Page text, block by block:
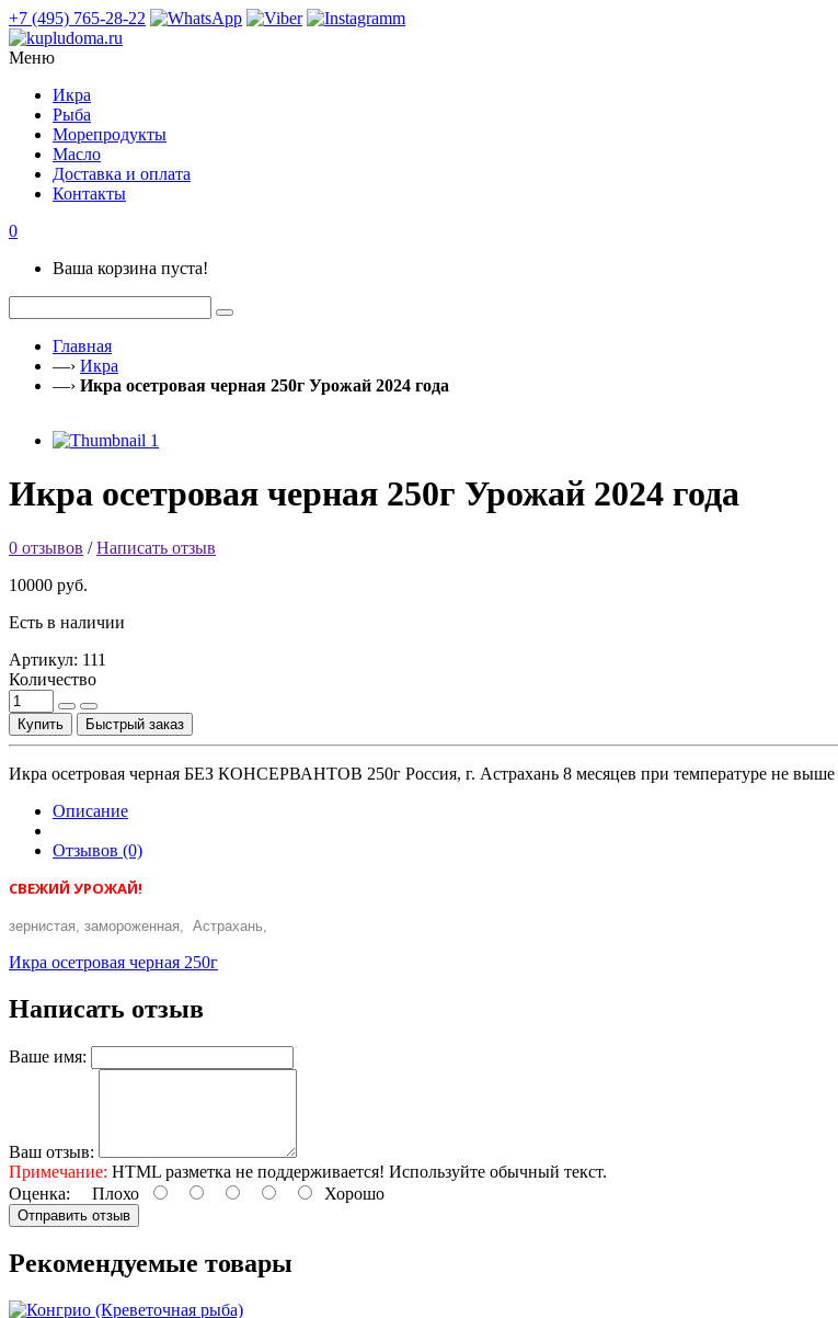
+7 (495) 765-28-22
Меню
Икра
Рыба
Морепродукты
Масло
Доставка и оплата
Контакты
0
Ваша корзина пуста!
Главная
—› Икра
—› Икра осетровая черная 250г Урожай 2024 года
Икра осетровая черная 250г Урожай 2024 года
0 отзывов /Написать отзыв
10000 руб.
Есть в наличии
Артикул: 111
Количество
Купить Быстрый заказ
Икра осетровая черная БЕЗ КОНСЕРВАНТОВ 250г Россия, г. Астрахань 8 месяцев при температуре не выше
Описание
Отзывов (0)
СВЕЖИЙ УРОЖАЙ!
зернистая, замороженная, Астрахань,
Икра осетровая черная 250г
Написать отзыв
Ваше имя:
Ваш отзыв:
Примечание: HTML разметка не поддерживается! Используйте обычный текст.
Оценка: Плохо Хорошо
Отправить отзыв
Рекомендуемые товары